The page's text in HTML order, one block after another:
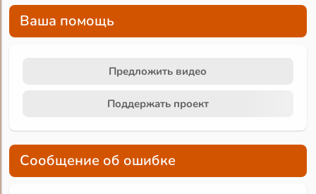
Ваша помощь
Предложить видео
Поддержать проект
Сообщение об ошибке